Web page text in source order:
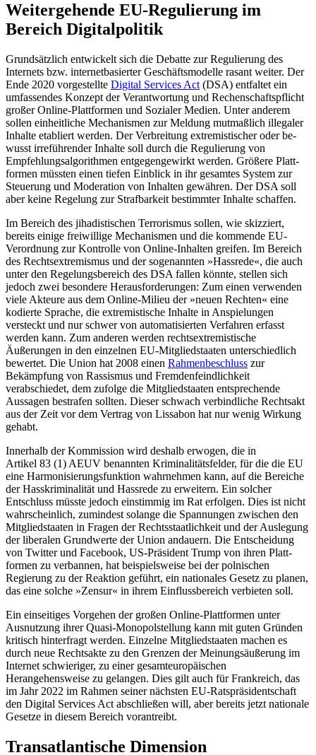
Weitergehende EU-Regulierung im
Bereich Digitalpolitik
Grundsätzlich entwickelt sich die Debatte zur Regulierung des
Internets bzw. inter­net­basierter Geschäftsmodelle rasant weiter. Der
Ende 2020 vorgestellte Digital Services Act (DSA) entfaltet ein
umfassendes Kon­zept der Verantwortung und Rechenschafts­pflicht
großer Online-Plattformen und Sozialer Medien. Unter anderem
sollen ein­heitliche Mechanismen zur Meldung mut­maßlich illegaler
Inhalte etabliert werden. Der Verbreitung extremistischer oder be­
wusst irreführender Inhalte soll durch die Regulierung von
Empfehlungsalgorithmen entgegengewirkt werden. Größere Platt­
formen müssten einen tiefen Einblick in ihr gesamtes System zur
Steuerung und Mode­ration von Inhalten gewähren. Der DSA soll
aber keine Regelung zur Strafbarkeit be­stimmter In­halte schaffen.
Im Bereich des jihadistischen Terrorismus sollen, wie skizziert,
bereits einige freiwil­lige Mechanismen und die kommende EU-
Verordnung zur Kontrolle von Online-Inhal­ten greifen. Im Bereich
des Rechtsextremis­mus und der sogenannten »Hassrede«, die auch
unter den Regelungsbereich des DSA fallen könnte, stellen sich
jedoch zwei be­sondere Herausforderungen: Zum einen verwenden
viele Akteure aus dem Online-Milieu der »neuen Rechten« eine
kodierte Sprache, die extremistische Inhalte in An­spielungen
versteckt und nur schwer von automatisierten Verfahren erfasst
werden kann. Zum anderen werden rechtsextremistische
Äußerungen in den einzelnen EU-Mitgliedstaaten unterschiedlich
bewertet. Die Union hat 2008 einen Rahmenbeschluss zur
Bekämpfung von Rassismus und Fremdenfeindlichkeit
verabschiedet, dem zufolge die Mitgliedstaaten entsprechende
Aussagen bestrafen sollten. Dieser schwach verbindliche Rechtsakt
aus der Zeit vor dem Vertrag von Lissabon hat nur wenig Wir­kung
gehabt.
Innerhalb der Kommission wird deshalb erwogen, die in
Artikel 83 (1) AEUV be­nann­ten Kriminalitätsfelder, für die die EU
eine Harmonisierungsfunktion wahrnehmen kann, auf die Bereiche
der Hasskriminalität und Hassrede zu erweitern. Ein solcher
Entschluss müsste jedoch einstimmig im Rat erfolgen. Dies ist nicht
wahrscheinlich, zumindest solange die Spannungen zwi­schen den
Mitgliedstaaten in Fragen der Rechts­staatlichkeit und der Auslegung
der liberalen Grundwerte der Union andauern. Die Entscheidung
von Twitter und Face­book, US-Präsident Trump von ihren Platt­
formen zu verbannen, hat beispielsweise bei der polnischen
Regierung zu der Reak­tion geführt, ein nationales Gesetz zu planen,
das eine solche »Zensur« in ihrem Einflussbereich verbieten soll.
Ein einseitiges Vorgehen der großen Online-Plattformen unter
Ausnutzung ihrer Quasi-Monopolstellung kann mit guten Gründen
kritisch hinterfragt werden. Ein­zelne Mitgliedstaaten machen es
durch neue Rechtsakte zu den Grenzen der Meinungsäußerung im
Internet schwieriger, zu einer gesamt­europäischen
Herangehensweise zu gelangen. Dies gilt auch für Frankreich, das
im Jahr 2022 im Rahmen seiner nächsten EU-Ratspräsident­schaft
den Digital Services Act abschließen will, aber bereits jetzt natio­nale
Gesetze in diesem Bereich vorantreibt.
Transatlantische Dimension